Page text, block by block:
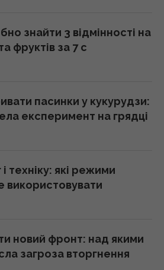
такі корисні, як усі
тиск на РФ, але
перевірок у Шенгені
знайти 3 відмінності на
фруктів за 7 с
пасинки у кукурудзи:
експеримент на грядці
техніку: які режими
використовувати
новий фронт: над якими
загроза вторгнення